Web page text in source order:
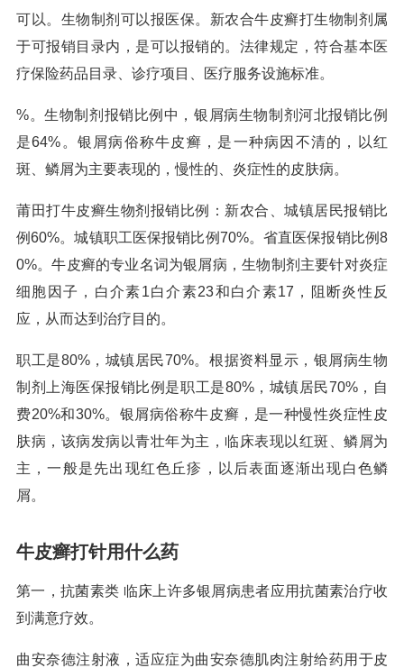
可以。生物制剂可以报医保。新农合牛皮癣打生物制剂属
于可报销目录内，是可以报销的。法律规定，符合基本医
疗保险药品目录、诊疗项目、医疗服务设施标准。
%。生物制剂报销比例中，银屑病生物制剂河北报销比例
是64%。银屑病俗称牛皮癣，是一种病因不清的，以红
斑、鳞屑为主要表现的，慢性的、炎症性的皮肤病。
莆田打牛皮癣生物剂报销比例：新农合、城镇居民报销比
例60%。城镇职工医保报销比例70%。省直医保报销比例8
0%。牛皮癣的专业名词为银屑病，生物制剂主要针对炎症
细胞因子，白介素1白介素23和白介素17，阻断炎性反
应，从而达到治疗目的。
职工是80%，城镇居民70%。根据资料显示，银屑病生物
制剂上海医保报销比例是职工是80%，城镇居民70%，自
费20%和30%。银屑病俗称牛皮癣，是一种慢性炎症性皮
肤病，该病发病以青壮年为主，临床表现以红斑、鳞屑为
主，一般是先出现红色丘疹，以后表面逐渐出现白色鳞
屑。
牛皮癣打针用什么药
第一，抗菌素类 临床上许多银屑病患者应用抗菌素治疗收
到满意疗效。
曲安奈德注射液，适应症为曲安奈德肌肉注射给药用于皮